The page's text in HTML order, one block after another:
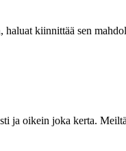
kiinnittää sen
ja oikein joka kerta.